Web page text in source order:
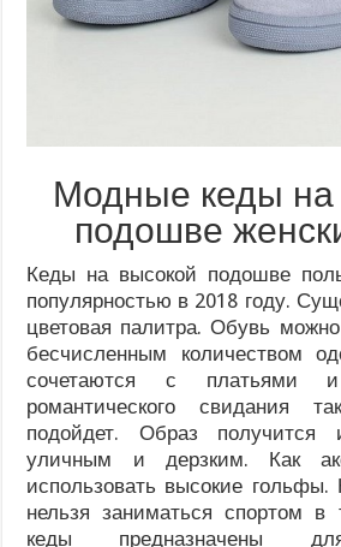
Модные кеды на
подошве
Кеды на высокой подошве
популярностью в 2018 году.
цветовая палитра. Обувь
бесчисленным количеством
сочетаются с платьями
романтического свидания
подойдет. Образ получится
уличным и дерзким. Как
использовать высокие
нельзя заниматься спортом в
кеды предназначены